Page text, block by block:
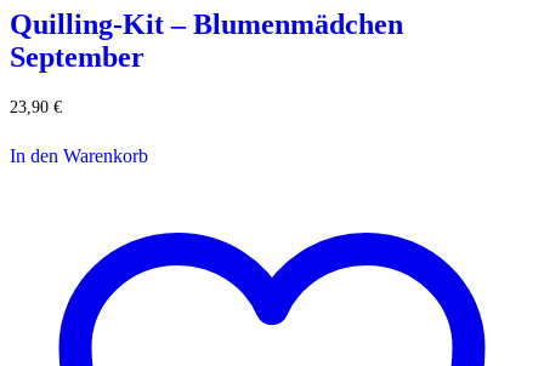
Quilling-Kit – Blumenmädchen
September
23,90 €
In den Warenkorb